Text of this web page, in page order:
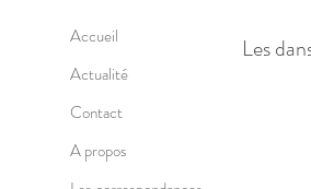
Accueil
Actualité
Contact
A propos
Les